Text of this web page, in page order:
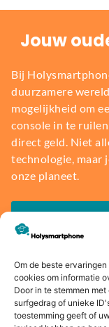
Om de beste
cookies om informatie
Door in te stemmen
surfgedrag of unieke
toestemming geeft of
Jouw
Bij
duurzamere
mogelijkheid om
console in te
direct geld. Niet
technologie, maar
onze planeet.
Voor